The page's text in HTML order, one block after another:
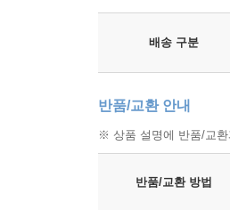
배송 구분
반품/교환 안내
※ 상품 설명에 반품/교
반품/교환 방법